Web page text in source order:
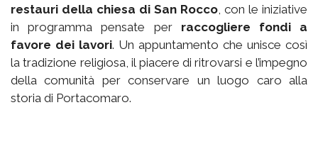
restauri della chiesa di San Rocco, con le iniziative
in programma pensate per raccogliere fondi a
favore dei lavori. Un appuntamento che unisce così
la tradizione religiosa, il piacere di ritrovarsi e l’impegno
della comunità per conservare un luogo caro alla
storia di Portacomaro.